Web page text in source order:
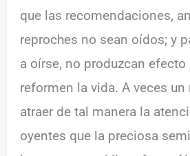
que las recomendaciones,
reproches no sean oídos; y
a oírse, no produzcan
reformen la vida. A veces
atraer de tal manera la
oyentes que la preciosa